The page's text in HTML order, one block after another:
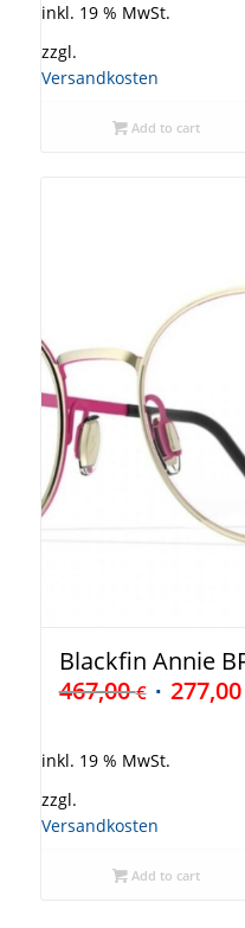
inkl. 19 % MwSt.
zzgl.
Versandkosten
Add to cart
Blackfin Annie
467,00€ 277,00
inkl. 19 % MwSt.
zzgl.
Versandkosten
Add to cart